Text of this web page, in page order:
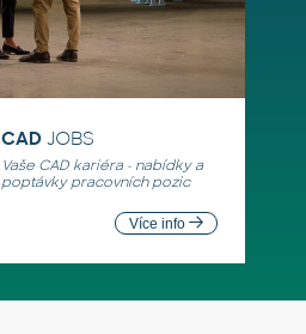
CADJOBS
Vaše CAD kariéra - nabídky a
poptávky pracovních pozic
Více info